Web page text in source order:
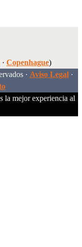
· Copenhague)
· Aviso Legal ·
la mejor experiencia al